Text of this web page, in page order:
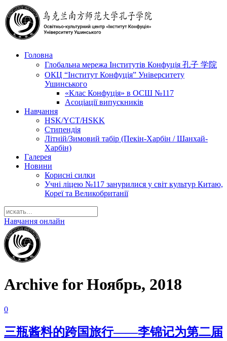
Головна
Глобальна мережа Інститутів Конфуція 孔子 学院
ОКЦ “Інститут Конфуція” Університету
Ушинського
«Клас Конфуція» в ОСШ №117
Асоціації випускників
Навчання
HSK/YCT/HSKK
Стипендія
Літній/Зимовий табір (Пекін-Харбін / Шанхай-
Харбін)
Галерея
Новини
Корисні силки
Учні ліцею №117 занурилися у світ культур Китаю,
Кореї та Великобританії
Навчання онлайн
Archive for Ноябрь, 2018
0
三瓶酱料的跨国旅行——李锦记为第二届